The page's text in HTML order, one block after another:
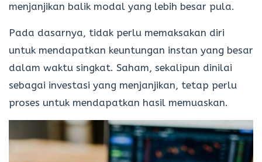
menjanjikan balik modal yang lebih besar pula.
Pada dasarnya, tidak perlu memaksakan diri
untuk mendapatkan keuntungan instan yang besar
dalam waktu singkat. Saham, sekalipun dinilai
sebagai investasi yang menjanjikan, tetap perlu
proses untuk mendapatkan hasil memuaskan.